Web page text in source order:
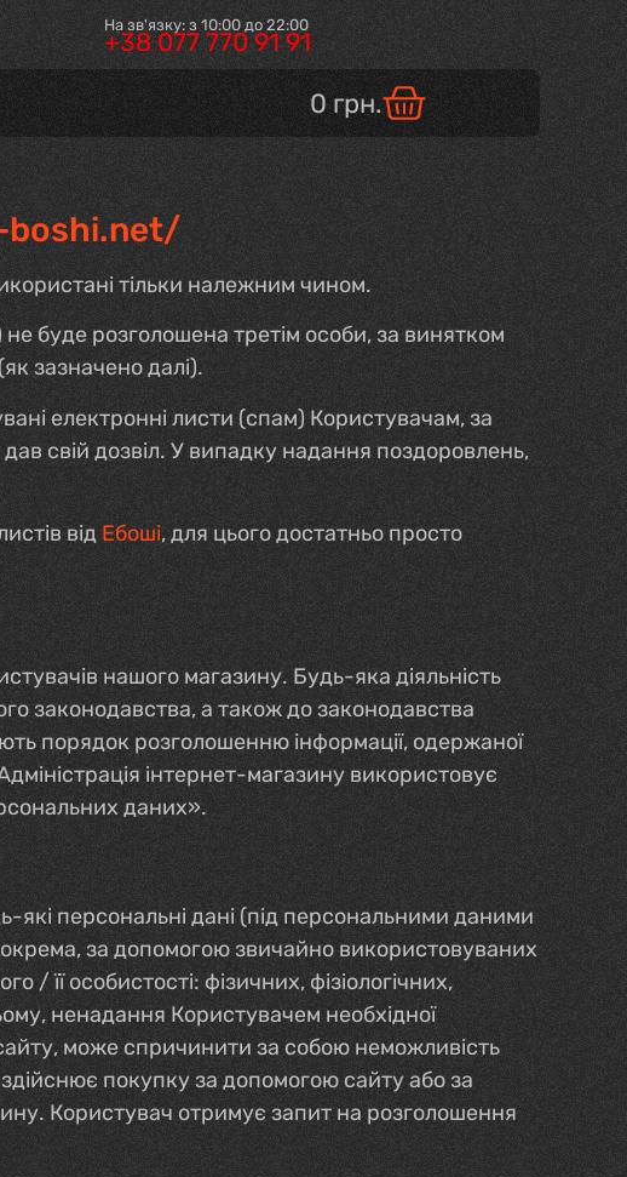
На зв'язку: з 10:00 до 22:00
+38 077 770 91 91
0 грн.
boshi.net/
тільки належним чином.
буде розголошена третім особи, за винятком
зазначено далі).
електронні листи (спам) Користувачам, за
свій дозвіл. У випадку надання поздоровлень,
від Ебоші, для цього достатньо просто
нашого магазину. Будь-яка діяльність
законодавства, а також до законодавства
порядок розголошенню інформації, одержаної
інтернет-магазину використовує
даних».
які персональні дані (під персональними даними
за допомогою звичайно використовуваних
/ її особистості: фізичних, фізіологічних,
ненадання Користувачем необхідної
сайту, може спричинити за собою неможливість
покупку за допомогою сайту або за
Користувач отримує запит на розголошення